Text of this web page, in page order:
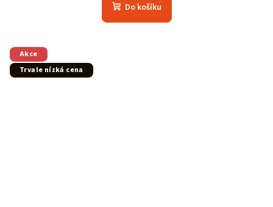
Do košíku
Akce
Trvale nízká cena